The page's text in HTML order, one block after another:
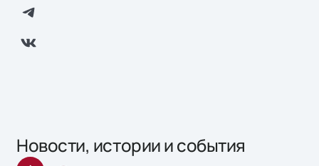
Новости, истории и события